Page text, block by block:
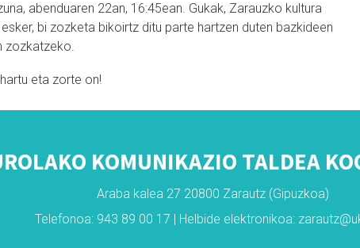
abenduaren 22an, 16:45ean. Gukak, Zarauzko kultura
bi zozketa bikoirtz ditu parte hartzen duten bazkideen
zozkatzeko.
eta zorte on!
KOMUNIKAZIO TALDEA
Araba kalea 27 20800 Zarautz (Gipuzkoa)
Telefonoa: 943 89 00 17 | Helbide elektronikoa: